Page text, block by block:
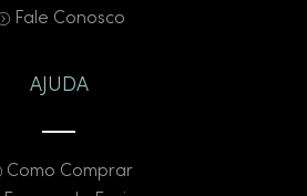
Fale Conosco
AJUDA
Como Comprar